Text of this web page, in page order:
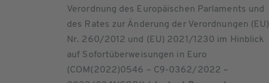
Verordnung des Europäischen Parlaments und
des Rates zur Änderung der Verordnungen (EU)
Nr. 260/2012 und (EU) 2021/1230 im Hinblick
auf Sofortüberweisungen in Euro
(COM(2022)0546 – C9-0362/2022 –